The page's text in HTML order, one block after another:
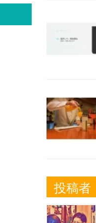
投稿者